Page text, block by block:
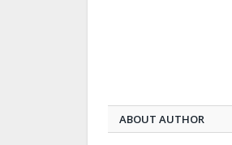
ABOUT AUTHOR